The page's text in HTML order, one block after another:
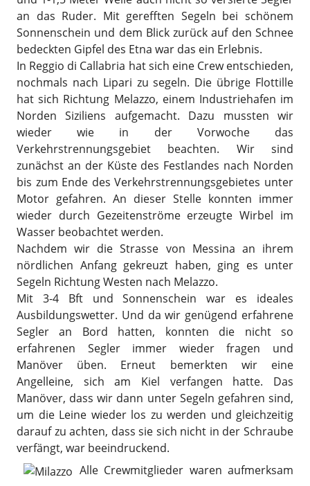
an das Ruder. Mit gerefften Segeln bei schönem
Sonnenschein und dem Blick zurück auf den Schnee
bedeckten Gipfel des Etna war das ein Erlebnis.
In Reggio di Callabria hat sich eine Crew entschieden,
nochmals nach Lipari zu segeln. Die übrige Flottille
hat sich Richtung Melazzo, einem Industriehafen im
Norden Siziliens aufgemacht. Dazu mussten wir
wieder wie in der Vorwoche das
Verkehrstrennungsgebiet beachten. Wir sind
zunächst an der Küste des Festlandes nach Norden
bis zum Ende des Verkehrstrennungsgebietes unter
Motor gefahren. An dieser Stelle konnten immer
wieder durch Gezeitenströme erzeugte Wirbel im
Wasser beobachtet werden.
Nachdem wir die Strasse von Messina an ihrem
nördlichen Anfang gekreuzt haben, ging es unter
Segeln Richtung Westen nach Melazzo.
Mit 3-4 Bft und Sonnenschein war es ideales
Ausbildungswetter. Und da wir genügend erfahrene
Segler an Bord hatten, konnten die nicht so
erfahrenen Segler immer wieder fragen und
Manöver üben. Erneut bemerkten wir eine
Angelleine, sich am Kiel verfangen hatte. Das
Manöver, dass wir dann unter Segeln gefahren sind,
um die Leine wieder los zu werden und gleichzeitig
darauf zu achten, dass sie sich nicht in der Schraube
verfängt, war beeindruckend.
Alle Crewmitglieder waren aufmerksam